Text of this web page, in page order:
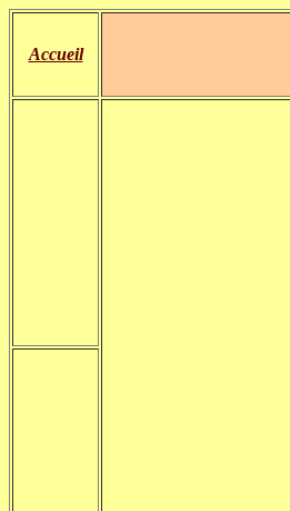
Accueil